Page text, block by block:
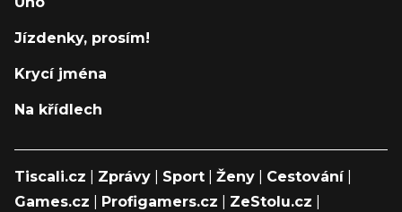
Jízdenky, prosím!
Krycí jména
Na křídlech
Tiscali.cz Zprávy Sport Ženy Cestování|
Games.cz
Profigamers.cz ZeStolu.cz